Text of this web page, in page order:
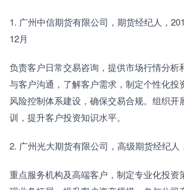
1. 广州中信期货有限公司，期货经纪人，
12月
负责客户日常交易咨询，提供市场行情分析
与客户沟通，了解客户需求，制定个性化投
风险控制体系建设，确保交易合规。组织开
训，提升客户投资知识水平。
2. 广州光大期货有限公司，高级期货经纪
重点服务机构及高端客户，制定专业化投资